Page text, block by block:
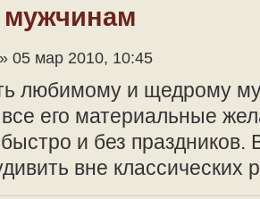
» 05 мар 2010, 10:45
любимому и щедрому
его материальные
и без праздников.
вне классических